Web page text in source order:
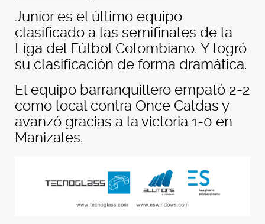
Junior es el último equipo
clasificado a las semifinales de la
Liga del Fútbol Colombiano. Y logró
su clasificación de forma dramática.
El equipo barranquillero empató 2-2
como local contra Once Caldas y
avanzó gracias a la victoria 1-0 en
Manizales.